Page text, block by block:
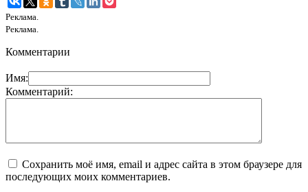
Реклама.
Реклама.
Комментарии
Имя:
Комментарий:
Сохранить моё имя, email и адрес сайта в этом браузере для
последующих моих комментариев.